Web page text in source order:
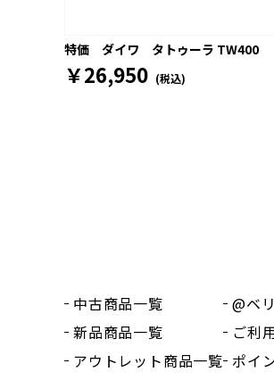
特価 ダイワ タトゥーラ TW400
￥26,950 (税込)
中古商品一覧
新品商品一覧
アウトレット商品一覧
@ベ
ご利
ポイ